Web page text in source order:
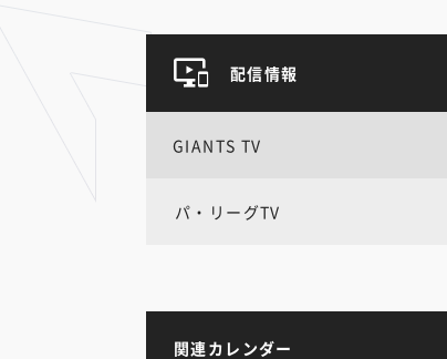
配信情報
GIANTS TV
パ・リーグTV
関連カレンダー